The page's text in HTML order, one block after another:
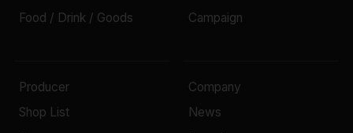
Food / Drink / Goods
Campaign
Producer
Shop List
Company
News